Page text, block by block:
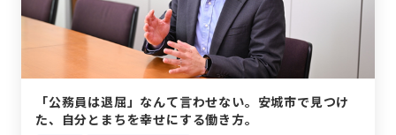
「公務員は退屈」なんて言わせない。安城市で見つけ
た、自分とまちを幸せにする働き方。